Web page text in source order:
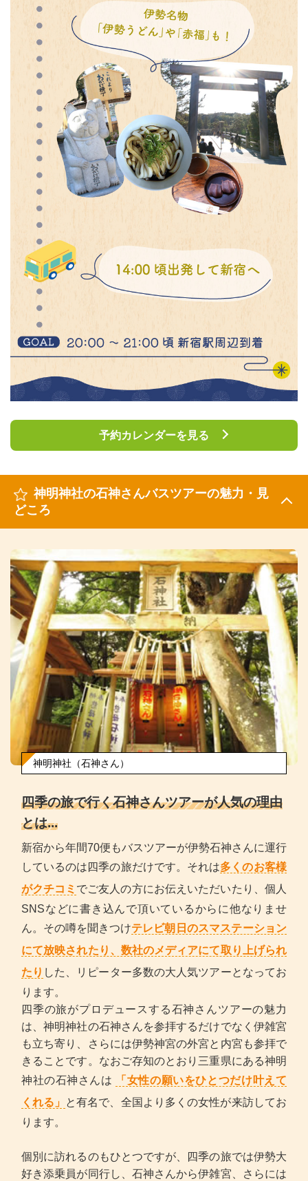
予約カレンダーを見る
神明神社の石神さんバスツアーの魅力・見
どころ
神明神社（石神さん）
四季の旅で行く石神さんツアーが人気の理由
とは...
新宿から年間70便もバスツアーが伊勢石神さんに運行
しているのは四季の旅だけです。それは多くのお客様
がクチコミ でご友人の方にお伝えいただいたり、個人
SNSなどに書き込んで頂いているからに他なりませ
ん。その噂を聞きつけテレビ朝日のスマステーション
にて放映されたり、数社のメディアにて取り上げられ
たり した、リピーター多数の大人気ツアーとなってお
ります。
四季の旅がプロデュースする石神さんツアーの魅力
は、神明神社の石神さんを参拝するだけでなく伊雑宮
も立ち寄り、さらには伊勢神宮の外宮と内宮も参拝で
きることです。なおご存知のとおり三重県にある神明
神社の石神さんは
「女性の願いをひとつだけ叶えて
くれる」 と有名で、全国より多くの女性が来訪してお
ります。
個別に訪れるのもひとつですが、四季の旅では伊勢大
好き添乗員が同行し、石神さんから伊雑宮、さらには